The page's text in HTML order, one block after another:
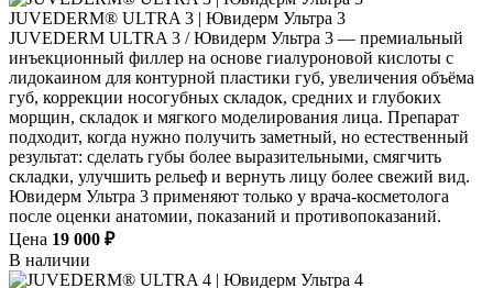
JUVEDERM® ULTRA 3 | Ювидерм Ультра 3
JUVEDERM ULTRA 3 / Ювидерм Ультра 3 — премиальный
инъекционный филлер на основе гиалуроновой кислоты с
лидокаином для контурной пластики губ, увеличения объёма
губ, коррекции носогубных складок, средних и глубоких
морщин, складок и мягкого моделирования лица. Препарат
подходит, когда нужно получить заметный, но естественный
результат: сделать губы более выразительными, смягчить
складки, улучшить рельеф и вернуть лицу более свежий вид.
Ювидерм Ультра 3 применяют только у врача-косметолога
после оценки анатомии, показаний и противопоказаний.
Цена 19 000 ₽
В наличии